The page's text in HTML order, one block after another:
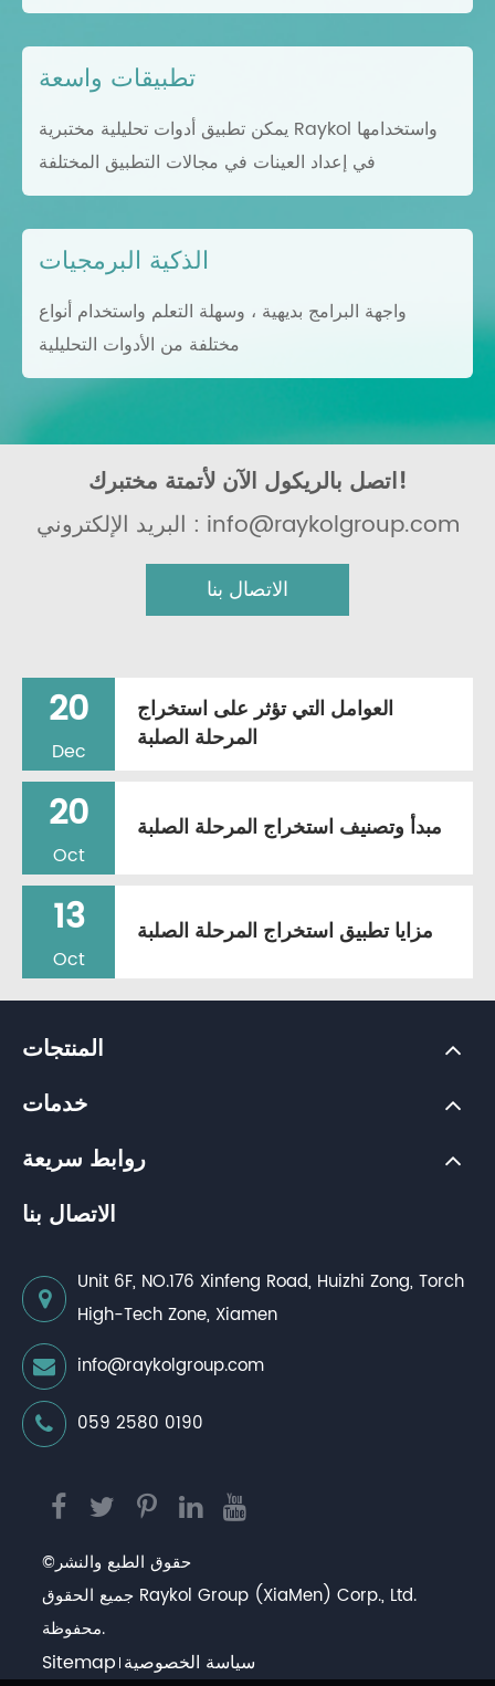
تطبيقات واسعة
يمكن تطبيق أدوات تحليلية مختبرية Raykol واستخدامها
في إعداد العينات في مجالات التطبيق المختلفة
الذكية البرمجيات
واجهة البرامج بديهية ، وسهلة التعلم واستخدام أنواع
مختلفة من الأدوات التحليلية
اتصل بالريكول الآن لأتمتة مختبرك!
البريد الإلكتروني : info@raykolgroup.com
الاتصال بنا
20
Dec
العوامل التي تؤثر على استخراج
المرحلة الصلبة
20
Oct
مبدأ وتصنيف استخراج المرحلة الصلبة
13
Oct
مزايا تطبيق استخراج المرحلة الصلبة
المنتجات
خدمات
روابط سريعة
الاتصال بنا
Unit 6F, NO.176 Xinfeng Road, Huizhi Zong, Torch
High-Tech Zone, Xiamen
info@raykolgroup.com
059 2580 0190
حقوق الطبع والنشر©
Raykol Group (XiaMen) Corp., Ltd. جميع الحقوق
محفوظة.
Sitemap سياسة الخصوصية